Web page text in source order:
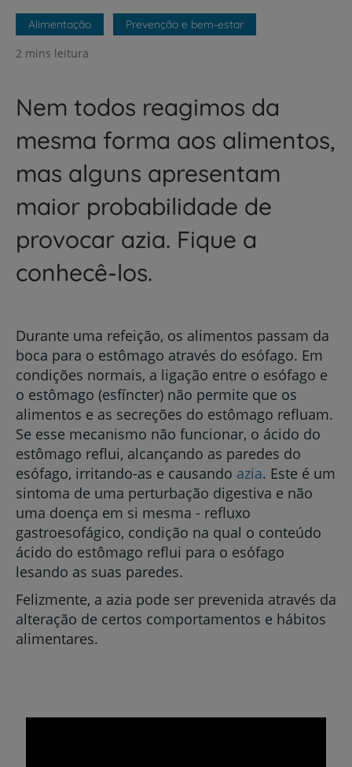
Alimentação Prevenção e bem-estar
2 mins leitura
Nem todos reagimos da
mesma forma aos alimentos,
mas alguns apresentam
maior probabilidade de
provocar azia. Fique a
conhecê-los.
Durante uma refeição, os alimentos passam da
boca para o estômago através do esófago. Em
condições normais, a ligação entre o esófago e
o estômago (esfíncter) não permite que os
alimentos e as secreções do estômago refluam.
Se esse mecanismo não funcionar, o ácido do
estômago reflui, alcançando as paredes do
esófago, irritando-as e causando azia. Este é um
sintoma de uma perturbação digestiva e não
uma doença em si mesma - refluxo
gastroesofágico, condição na qual o conteúdo
ácido do estômago reflui para o esófago
lesando as suas paredes.
Felizmente, a azia pode ser prevenida através da
alteração de certos comportamentos e hábitos
alimentares.